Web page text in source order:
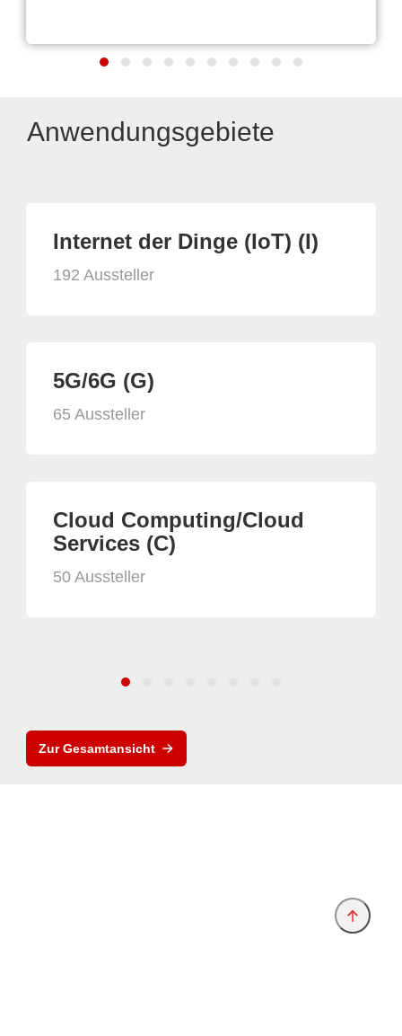
Anwendungsgebiete
Internet der Dinge (IoT) (I)
192 Aussteller
5G/6G (G)
65 Aussteller
Cloud Computing/Cloud
Services (C)
50 Aussteller
Zur Gesamtansicht